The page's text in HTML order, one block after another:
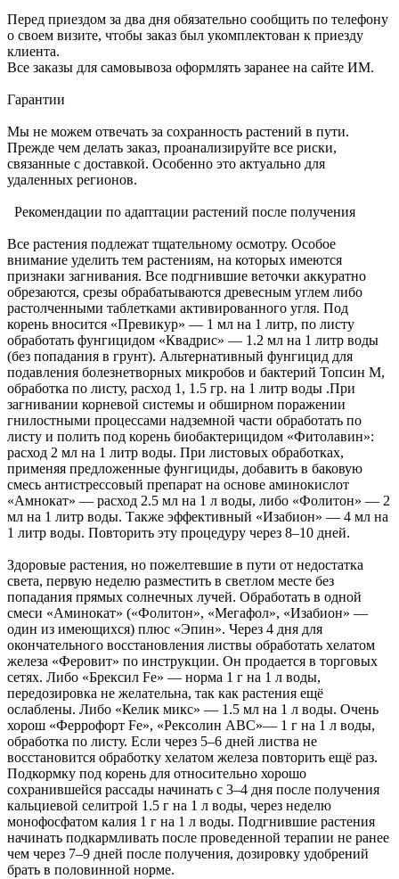
Перед приездом за два дня обязательно сообщить по телефону
о своем визите, чтобы заказ был укомплектован к приезду
клиента.
Все заказы для самовывоза оформлять заранее на сайте ИМ.
Гарантии
Мы не можем отвечать за сохранность растений в пути.
Прежде чем делать заказ, проанализируйте все риски,
связанные с доставкой. Особенно это актуально для
удаленных регионов.
Рекомендации по адаптации растений после получения
Все растения подлежат тщательному осмотру. Особое
внимание уделить тем растениям, на которых имеются
признаки загнивания. Все подгнившие веточки аккуратно
обрезаются, срезы обрабатываются древесным углем либо
растолченными таблетками активированного угля. Под
корень вносится «Превикур» — 1 мл на 1 литр, по листу
обработать фунгицидом «Квадрис» — 1.2 мл на 1 литр воды
(без попадания в грунт). Альтернативный фунгицид для
подавления болезнетворных микробов и бактерий Топсин М,
обработка по листу, расход 1, 1.5 гр. на 1 литр воды .При
загнивании корневой системы и обширном поражении
гнилостными процессами надземной части обработать по
листу и полить под корень биобактерицидом «Фитолавин»:
расход 2 мл на 1 литр воды. При листовых обработках,
применяя предложенные фунгициды, добавить в баковую
смесь антистрессовый препарат на основе аминокислот
«Амнокат» — расход 2.5 мл на 1 л воды, либо «Фолитон» — 2
мл на 1 литр воды. Также эффективный «Изабион» — 4 мл на
1 литр воды. Повторить эту процедуру через 8–10 дней.
Здоровые растения, но пожелтевшие в пути от недостатка
света, первую неделю разместить в светлом месте без
попадания прямых солнечных лучей. Обработать в одной
смеси «Аминокат» («Фолитон», «Мегафол», «Изабион» —
один из имеющихся) плюс «Эпин». Через 4 дня для
окончательного восстановления листвы обработать хелатом
железа «Феровит» по инструкции. Он продается в торговых
сетях. Либо «Брексил Fе» — норма 1 г на 1 л воды,
передозировка не желательна, так как растения ещё
ослаблены. Либо «Келик микс» — 1.5 мл на 1 л воды. Очень
хорош «Феррофорт Fe», «Рексолин АВС»— 1 г на 1 л воды,
обработка по листу. Если через 5–6 дней листва не
восстановится обработку хелатом железа повторить ещё раз.
Подкормку под корень для относительно хорошо
сохранившейся рассады начинать с 3–4 дня после получения
кальциевой селитрой 1.5 г на 1 л воды, через неделю
монофосфатом калия 1 г на 1 л воды. Подгнившие растения
начинать подкармливать после проведенной терапии не ранее
чем через 7–9 дней после получения, дозировку удобрений
брать в половинной норме.